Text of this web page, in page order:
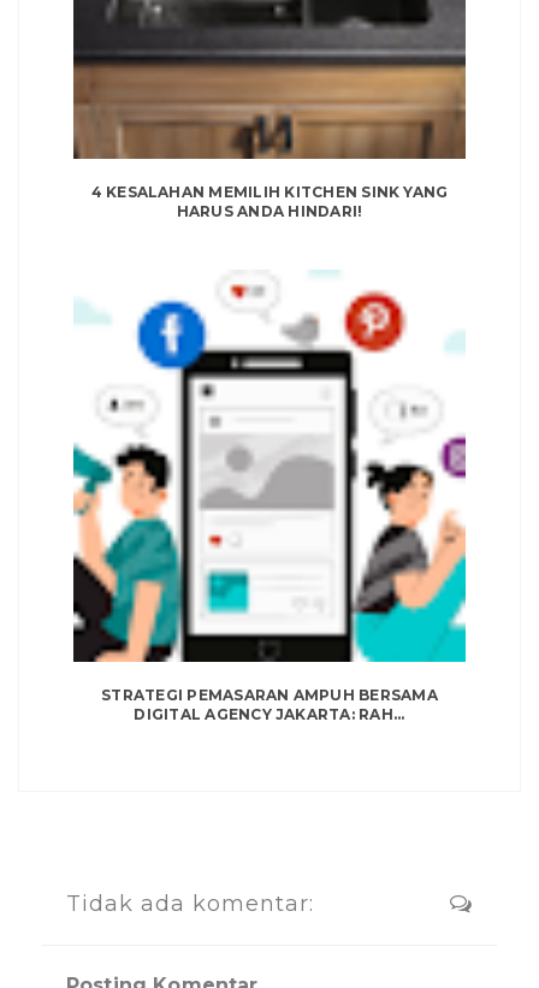
4 KESALAHAN MEMILIH KITCHEN SINK YANG
HARUS ANDA HINDARI!
STRATEGI PEMASARAN AMPUH BERSAMA
DIGITAL AGENCY JAKARTA: RAH...
Tidak ada komentar: